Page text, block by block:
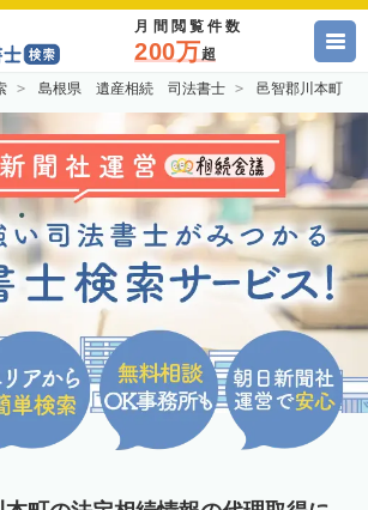
月間閲覧件数
200万超
島根県 遺産相続 司法書士 邑智郡川本町